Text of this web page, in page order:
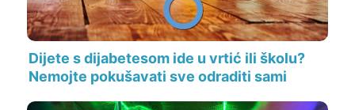
Dijete s dijabetesom ide u vrtić ili školu?
Nemojte pokušavati sve odraditi sami